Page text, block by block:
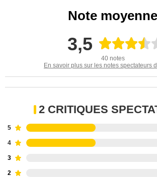
Note moyenne
3,5
40 notes
En savoir plus sur les notes spectateurs
2 CRITIQUES
5
4
3
2